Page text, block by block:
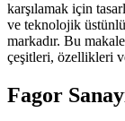
karşılamak için
ve teknolojik
markadır. Bu
çeşitleri, özellikleri
Fagor